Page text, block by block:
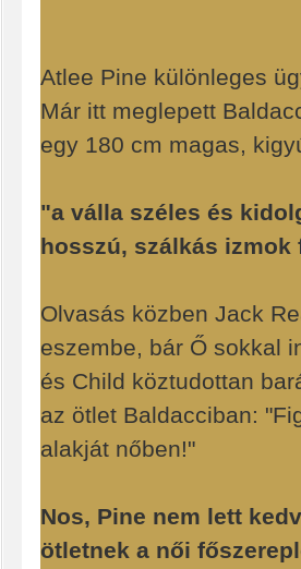
Atlee Pine különleges
Már itt meglepett
egy 180 cm magas,
"a válla széles és
hosszú, szálkás izmok
Olvasás közben Jack
eszembe, bár Ő sokkal
és Child köztudottan
az ötlet Baldacciban:
alakját nőben!"
Nos, Pine nem lett
ötletnek a női